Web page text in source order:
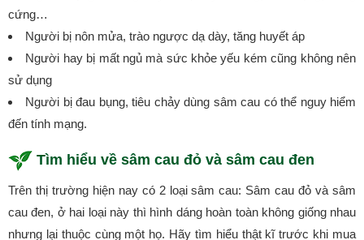
cứng…
Người bị nôn mửa, trào ngược dạ dày, tăng huyết áp
Người hay bị mất ngủ mà sức khỏe yếu kém cũng không nên
sử dụng
Người bị đau bụng, tiêu chảy dùng sâm cau có thể nguy hiểm
đến tính mạng.
Tìm hiểu về sâm cau đỏ và sâm cau đen
Trên thị trường hiện nay có 2 loại sâm cau: Sâm cau đỏ và sâm
cau đen, ở hai loại này thì hình dáng hoàn toàn không giống nhau
nhưng lại thuộc cùng một họ. Hãy tìm hiểu thật kĩ trước khi mua